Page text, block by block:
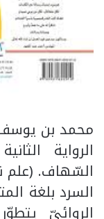
محمد بن
الرواية
السّهاف. (علم
السرد بلغة
الروائيّ